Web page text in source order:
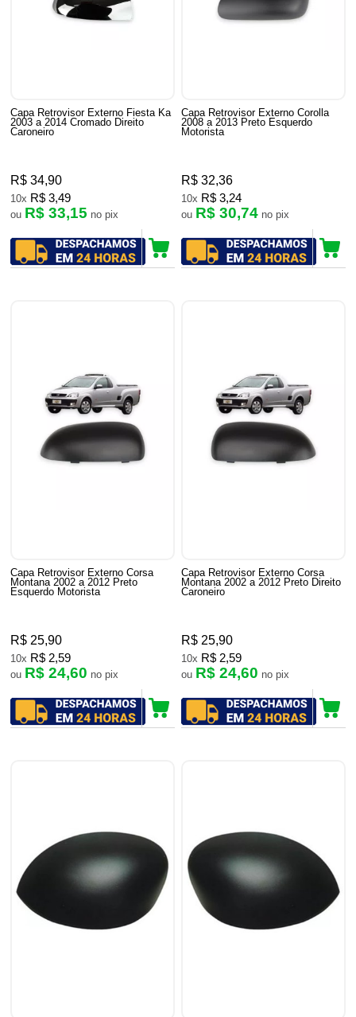
Capa Retrovisor Externo Fiesta Ka
2003 a 2014 Cromado Direito
Caroneiro
R$ 34,90
10x R$ 3,49
ou R$ 33,15 no pix
Capa Retrovisor Externo Corolla
2008 a 2013 Preto Esquerdo
Motorista
R$ 32,36
10x R$ 3,24
ou R$ 30,74 no pix
Capa Retrovisor Externo Corsa
Montana 2002 a 2012 Preto
Esquerdo Motorista
R$ 25,90
10x R$ 2,59
ou R$ 24,60 no pix
Capa Retrovisor Externo Corsa
Montana 2002 a 2012 Preto Direito
Caroneiro
R$ 25,90
10x R$ 2,59
ou R$ 24,60 no pix